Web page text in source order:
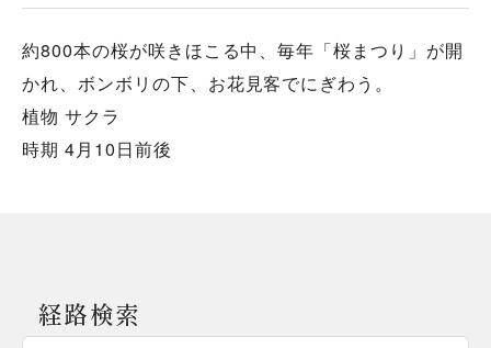
約800本の桜が咲きほこる中、毎年「桜まつり」が開
かれ、ボンボリの下、お花見客でにぎわう。
植物 サクラ
時期 4月10日前後
経路検索